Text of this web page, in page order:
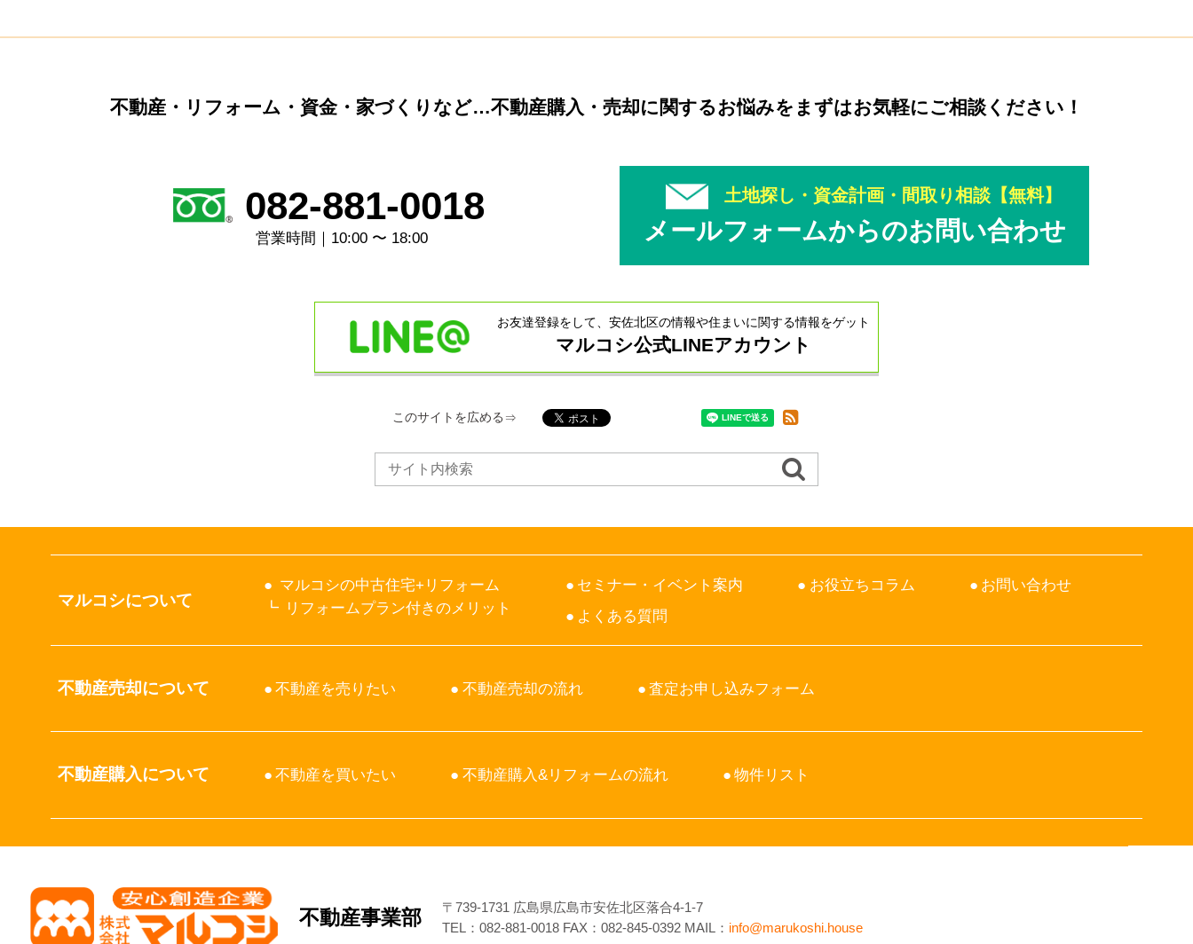
不動産・リフォーム・資金・家づくりなど…不動産購入・売却に関するお悩みをまずはお気軽にご相談ください！
082-881-0018
営業時間｜10:00 〜 18:00
土地探し・資金計画・間取り相談【無料】
メールフォームからのお問い合わせ
お友達登録をして、安佐北区の情報や住まいに関する情報をゲット
マルコシ公式LINEアカウント
このサイトを広める
マルコシについて
マルコシの中古住宅+リフォーム
リフォームプラン付きのメリット
セミナー・イベント案内 お役立ちコラム
お問い合わせ
よくある質問
不動産売却について 不動産を売りたい 不動産売却の流れ 査定お申し込みフォーム
不動産購入について 不動産を買いたい 不動産購入&リフォームの流れ 物件リスト
不動産事業部
〒739-1731 広島県広島市安佐北区落合4-1-7
TEL： 082-881-0018FAX：082-845-0392 MAIL： info@marukoshi.house